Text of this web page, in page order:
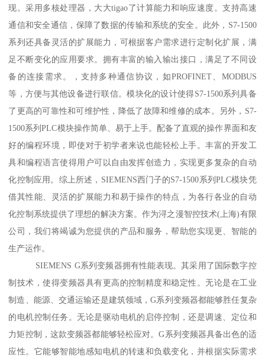
现。采用多核处理器，大大tigao了计算能力和响应速度。支持高速
通信和安全通信，保障了数据的传输和系统的安全。此外，S7-1500
系列还具备灵活的扩展能力，可根据客户需求进行定制化扩展，满
足不断变化的应用要求。拥有丰富的输入输出接口，满足了不同设
备的连接需求。，支持多种通信协议，如PROFINET、MODBUS
等，方便与其他设备进行联信。模块化的设计使得S7-1500系列具备
了更高的可靠性和可维护性，降低了故障和维修的成本。另外，S7-
1500系列PLC模块操作简单、易于上手。配备了直观的操作界面和友
好的编程环境，即使对于初学者来说也能轻松上手。丰富的开发工
具和编程语言使得用户可以自由发挥创造力，实现更多复杂的自动
化控制应用。综上所述，SIEMENS西门子的S7-1500系列PLC模块凭
借其性能、灵活的扩展能力和易于操作的特点，为各行各业的自动
化控制系统提供了理想的解决方案。作为浔之漫智控技术(上海)有限
公司，我们将竭诚为您提供的产品和服务，帮助您实现更、智能的
生产运作。
SIEMENS G系列变频器拥有性能表现。其采用了国际数字控
制技术，使得变频器具有更高的控制精度和稳定性。无论是在工业
制造、能源、交通运输还是建筑领域，G系列变频器都能够胜任复杂
的电机控制任务。无论是驱动电机的启停控制，还是调速、定位和
力矩控制，这款变频器都能够轻松应对。G系列变频器具备出色的适
应性。它能够智能地感知电机的转速和负载变化，并根据实际需求